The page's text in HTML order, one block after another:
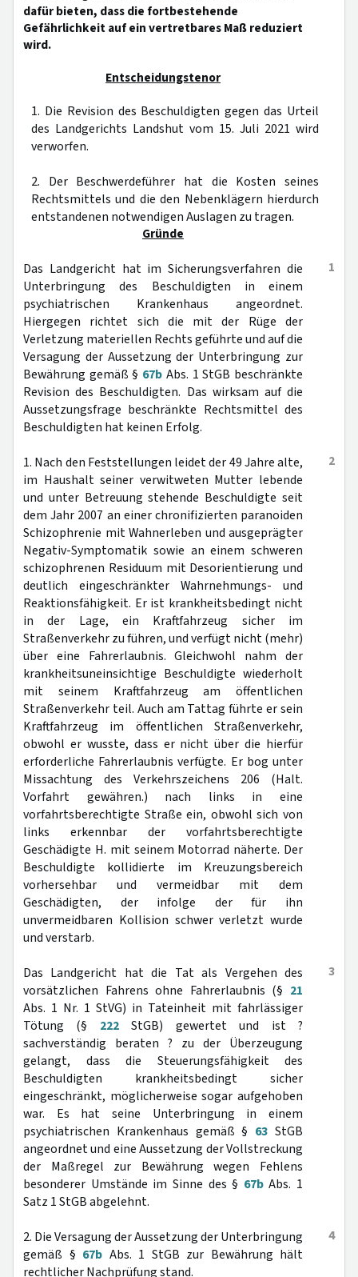
dafür bieten, dass die fortbestehende
Gefährlichkeit auf ein vertretbares Maß reduziert
wird.
Entscheidungstenor
1. Die Revision des Beschuldigten gegen das Urteil
des Landgerichts Landshut vom 15. Juli 2021 wird
verworfen.
2. Der Beschwerdeführer hat die Kosten seines
Rechtsmittels und die den Nebenklägern hierdurch
entstandenen notwendigen Auslagen zu tragen.
Gründe
1
Das Landgericht hat im Sicherungsverfahren die
Unterbringung des Beschuldigten in einem
psychiatrischen Krankenhaus angeordnet.
Hiergegen richtet sich die mit der Rüge der
Verletzung materiellen Rechts geführte und auf die
Versagung der Aussetzung der Unterbringung zur
Bewährung gemäß § 67b Abs. 1 StGB beschränkte
Revision des Beschuldigten. Das wirksam auf die
Aussetzungsfrage beschränkte Rechtsmittel des
Beschuldigten hat keinen Erfolg.
2
1. Nach den Feststellungen leidet der 49 Jahre alte,
im Haushalt seiner verwitweten Mutter lebende
und unter Betreuung stehende Beschuldigte seit
dem Jahr 2007 an einer chronifizierten paranoiden
Schizophrenie mit Wahnerleben und ausgeprägter
Negativ-Symptomatik sowie an einem schweren
schizophrenen Residuum mit Desorientierung und
deutlich eingeschränkter Wahrnehmungs- und
Reaktionsfähigkeit. Er ist krankheitsbedingt nicht
in der Lage, ein Kraftfahrzeug sicher im
Straßenverkehr zu führen, und verfügt nicht (mehr)
über eine Fahrerlaubnis. Gleichwohl nahm der
krankheitsuneinsichtige Beschuldigte wiederholt
mit seinem Kraftfahrzeug am öffentlichen
Straßenverkehr teil. Auch am Tattag führte er sein
Kraftfahrzeug im öffentlichen Straßenverkehr,
obwohl er wusste, dass er nicht über die hierfür
erforderliche Fahrerlaubnis verfügte. Er bog unter
Missachtung des Verkehrszeichens 206 (Halt.
Vorfahrt gewähren.) nach links in eine
vorfahrtsberechtigte Straße ein, obwohl sich von
links erkennbar der vorfahrtsberechtigte
Geschädigte H. mit seinem Motorrad näherte. Der
Beschuldigte kollidierte im Kreuzungsbereich
vorhersehbar und vermeidbar mit dem
Geschädigten, der infolge der für ihn
unvermeidbaren Kollision schwer verletzt wurde
und verstarb.
3
Das Landgericht hat die Tat als Vergehen des
vorsätzlichen Fahrens ohne Fahrerlaubnis (§ 21
Abs. 1 Nr. 1 StVG) in Tateinheit mit fahrlässiger
Tötung (§ 222StGB) gewertet und ist ?
sachverständig beraten ? zu der Überzeugung
gelangt, dass die Steuerungsfähigkeit des
Beschuldigten krankheitsbedingt sicher
eingeschränkt, möglicherweise sogar aufgehoben
war. Es hat seine Unterbringung in einem
psychiatrischen Krankenhaus gemäß § 63 StGB
angeordnet und eine Aussetzung der Vollstreckung
der Maßregel zur Bewährung wegen Fehlens
besonderer Umstände im Sinne des § 67bAbs. 1
Satz 1 StGB abgelehnt.
4
2. Die Versagung der Aussetzung der Unterbringung
gemäß § 67b Abs. 1 StGB zur Bewährung hält
rechtlicher Nachprüfung stand.